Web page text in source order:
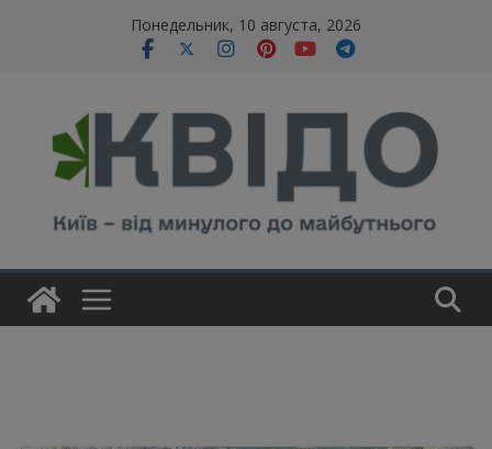
Понедельник, 10 августа, 2026
modal-check